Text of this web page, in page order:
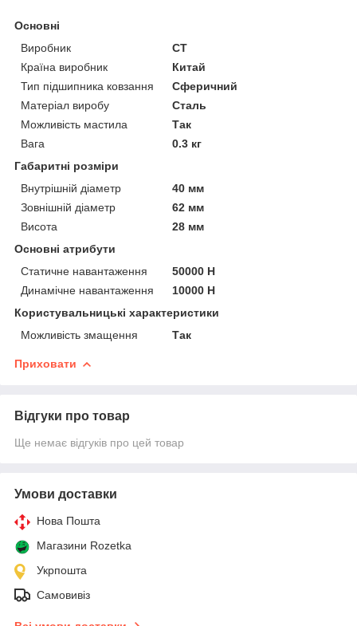
Основні
Виробник
CT
Країна виробник
Китай
Тип підшипника ковзання
Сферичний
Матеріал виробу
Сталь
Можливість мастила
Так
Вага
0.3 кг
Габаритні розміри
Внутрішній діаметр
40 мм
Зовнішній діаметр
62 мм
Висота
28 мм
Основні атрибути
Статичне навантаження
50000 Н
Динамічне навантаження
10000 Н
Користувальницькі характеристики
Можливість змащення
Так
Приховати
Відгуки про товар
Ще немає відгуків про цей товар
Умови доставки
Нова Пошта
Магазини Rozetka
Укрпошта
Самовивіз